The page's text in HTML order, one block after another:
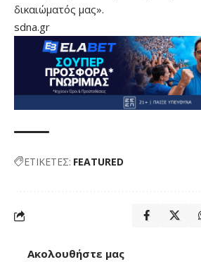
δικαιώματός μας».
sdna.gr
ΕΤΙΚΕΤΕΣ: FEATURED
Ακολουθήστε μας